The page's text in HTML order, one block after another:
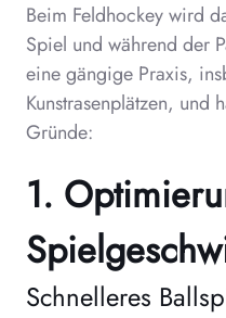
Beim Feldhockey wird
Spiel und während der
eine gängige Praxis,
Kunstrasenplätzen, und
Gründe:
1.
Schnelleres